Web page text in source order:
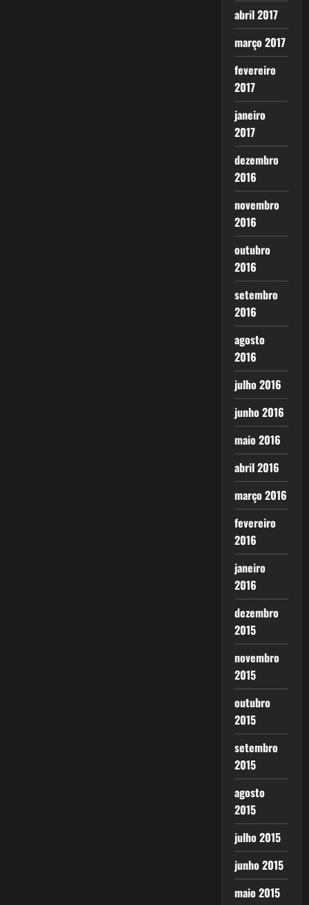
abril 2017
março 2017
fevereiro
2017
janeiro
2017
dezembro
2016
novembro
2016
outubro
2016
setembro
2016
agosto
2016
julho 2016
junho 2016
maio 2016
abril 2016
março 2016
fevereiro
2016
janeiro
2016
dezembro
2015
novembro
2015
outubro
2015
setembro
2015
agosto
2015
julho 2015
junho 2015
maio 2015